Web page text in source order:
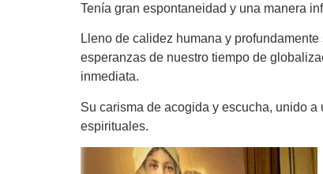
Tenía gran espontaneidad y una manera
Lleno de calidez humana y
esperanzas de nuestro tiempo de
inmediata.
Su carisma de acogida y escucha, unido
espirituales.